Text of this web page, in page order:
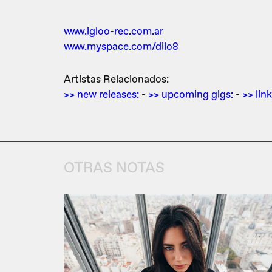
www.igloo-rec.com.ar
www.myspace.com/dilo8
Artistas Relacionados:
>> new releases: - >> upcoming gigs: - >>
OTRAS NOTAS